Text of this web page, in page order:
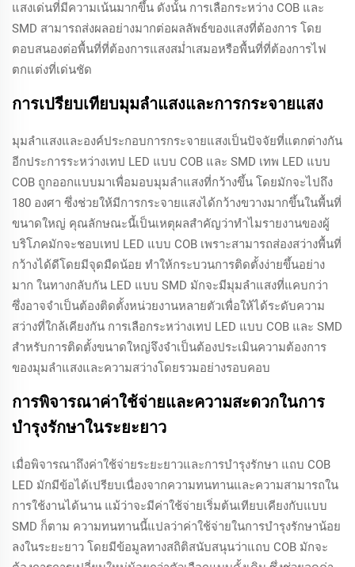
แสงเด่นที่มีความเน้นมากขึ้น ดังนั้น การเลือกระหว่าง COB และ
SMD สามารถส่งผลอย่างมากต่อผลลัพธ์ของแสงที่ต้องการ โดย
ตอบสนองต่อพื้นที่ที่ต้องการแสงสม่ำเสมอหรือพื้นที่ที่ต้องการไฟ
ตกแต่งที่เด่นชัด
การเปรียบเทียบมุมลำแสงและการกระจายแสง
มุมลำแสงและองค์ประกอบการกระจายแสงเป็นปัจจัยที่แตกต่างกัน
อีกประการระหว่างเทป LED แบบ COB และ SMD เทพ LED แบบ
COB ถูกออกแบบมาเพื่อมอบมุมลำแสงที่กว้างขึ้น โดยมักจะไปถึง
180 องศา ซึ่งช่วยให้มีการกระจายแสงได้กว้างขวางมากขึ้นในพื้นที่
ขนาดใหญ่ คุณลักษณะนี้เป็นเหตุผลสำคัญว่าทำไมรายงานของผู้
บริโภคมักจะชอบเทป LED แบบ COB เพราะสามารถส่องสว่างพื้นที่
กว้างได้ดีโดยมีจุดมืดน้อย ทำให้กระบวนการติดตั้งง่ายขึ้นอย่าง
มาก ในทางกลับกัน LED แบบ SMD มักจะมีมุมลำแสงที่แคบกว่า
ซึ่งอาจจำเป็นต้องติดตั้งหน่วยงานหลายตัวเพื่อให้ได้ระดับความ
สว่างที่ใกล้เคียงกัน การเลือกระหว่างเทป LED แบบ COB และ SMD
สำหรับการติดตั้งขนาดใหญ่จึงจำเป็นต้องประเมินความต้องการ
ของมุมลำแสงและความสว่างโดยรวมอย่างรอบคอบ
การพิจารณาค่าใช้จ่ายและความสะดวกในการ
บำรุงรักษาในระยะยาว
เมื่อพิจารณาถึงค่าใช้จ่ายระยะยาวและการบำรุงรักษา แถบ COB
LED มักมีข้อได้เปรียบเนื่องจากความทนทานและความสามารถใน
การใช้งานได้นาน แม้ว่าจะมีค่าใช้จ่ายเริ่มต้นเทียบเคียงกับแบบ
SMD ก็ตาม ความทนทานนี้แปลว่าค่าใช้จ่ายในการบำรุงรักษาน้อย
ลงในระยะยาว โดยมีข้อมูลทางสถิติสนับสนุนว่าแถบ COB มักจะ